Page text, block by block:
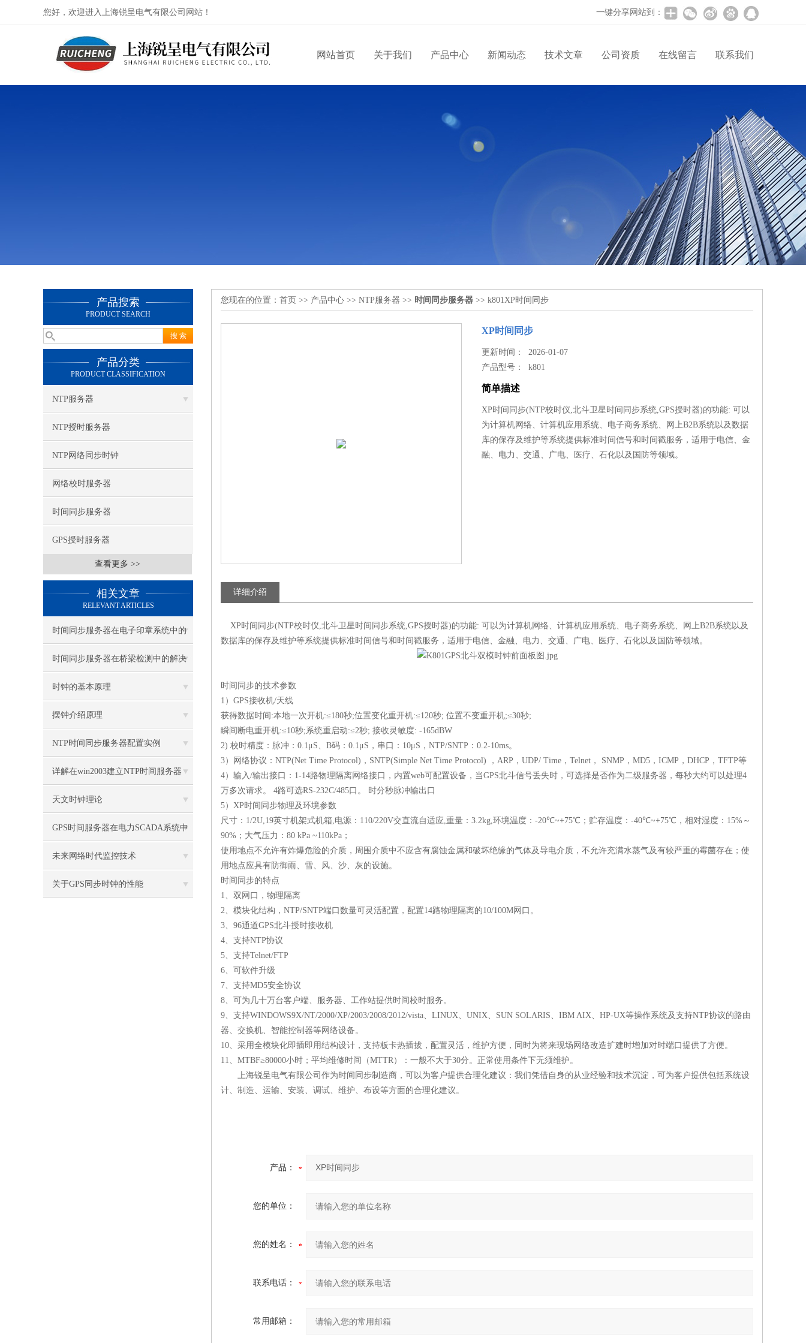
您好，欢迎进入上海锐呈电气有限公司网站！ 一键分享网站到：
网站首页 关于我们 产品中心 新闻动态 技术文章 公司资质 在线留言 联系我们
产品搜索
PRODUCT SEARCH
产品分类
PRODUCT CLASSIFICATION
NTP服务器
NTP授时服务器
NTP网络同步时钟
网络校时服务器
时间同步服务器
GPS授时服务器
查看更多 >>
相关文章
RELEVANT ARTICLES
时间同步服务器在电子印章系统中的
应用案例
时间同步服务器在桥梁检测中的解决
方案
时钟的基本原理
摆钟介绍原理
NTP时间同步服务器配置实例
（CISCO 7200）
详解在win2003建立NTP时间服务器
天文时钟理论
GPS时间服务器在电力SCADA系统中
的应用
未来网络时代监控技术
关于GPS同步时钟的性能
您现在的位置： 首页 >> 产品中心 >> NTP服务器 >> 时间同步服务器 >> k801XP时间同步
XP时间同步
更新时间： 2026-01-07
产品型号：k801
简单描述
XP时间同步(NTP校时仪,北斗卫星时间同步系统,GPS授时器)的功能: 可以
为计算机网络、计算机应用系统、电子商务系统、网上B2B系统以及数据
库的保存及维护等系统提供标准时间信号和时间戳服务，适用于电信、金
融、电力、交通、广电、医疗、石化以及国防等领域。
详细介绍
XP时间同步(NTP校时仪,北斗卫星时间同步系统,GPS授时器)的功能: 可以为计算机网络、计算机应用系统、电子商务系统、网上B2B系统以及
数据库的保存及维护等系统提供标准时间信号和时间戳服务，适用于电信、金融、电力、交通、广电、医疗、石化以及国防等领域。
时间同步的技术参数
1 ） GPS接收机/天线
获得数据时间 :本地一次开机:≤180秒;位置变化重开机:≤120秒; 位置不变重开机;≤30秒;
瞬间断电重开机:≤10秒;系统重启动:≤2秒; 接收灵敏度: -165dBW
2) 校时精度：脉冲： 0.1μS、 B码： 0.1μS ，串口： 10μS ， NTP/SNTP ： 0.2-10ms。
3）网络协议： NTP(Net Time Protocol) ， SNTP(Simple Net Time Protocol) ， ARP ， UDP/ Time ， Telnet ， SNMP ， MD5 ， ICMP ， DHCP ， TFTP等
4）输入/输出接口： 1-14路物理隔离网络接口，内置web可配置设备，当GPS北斗信号丢失时，可选择是否作为二级服务器，每秒大约可以处理4
万多次请求。
4路可选RS-232C/485口。
时分秒脉冲输出口
5） XP时间同步物理及环境参数
尺寸： 1/2U,19英寸机架式机箱,电源： 110/220V交直流自适应,重量： 3.2kg,环境温度： -20℃~+75℃；贮存温度： -40℃~+75℃，相对湿度： 15% ～
90% ；大气压力： 80 kPa ~110kPa ；
使用地点不允许有炸爆危险的介质，周围介质中不应含有腐蚀金属和破坏绝缘的气体及导电介质，不允许充满水蒸气及有较严重的霉菌存在；使
用地点应具有防御雨、雪、风、沙、灰的设施。
时间同步的特点
1、双网口，物理隔离
2、模块化结构， NTP/SNTP端口数量可灵活配置，配置14路物理隔离的10/100M网口。
3、 96通道GPS北斗授时接收机
4、支持NTP协议
5、支持Telnet/FTP
6、可软件升级
7、支持MD5安全协议
8、可为几十万台客户端、服务器、工作站提供时间校时服务。
9、支持WINDOWS9X/NT/2000/XP/2003/2008/2012/vista、 LINUX、 UNIX、 SUN SOLARIS、 IBM AIX、 HP-UX等操作系统及支持NTP协议的路由
器、交换机、智能控制器等网络设备。
10、采用全模块化即插即用结构设计，支持板卡热插拔，配置灵活，维护方便，同时为将来现场网络改造扩建时增加对时端口提供了方便。
11、 MTBF≥80000小时；平均维修时间（MTTR）：一般不大于30分。正常使用条件下无须维护。
上海锐呈电气有限公司作为时间同步制造商，可以为客户提供合理化建议：我们凭借自身的从业经验和技术沉淀，可为客户提供包括系统设
计、制造、运输、安装、调试、维护、布设等方面的合理化建议。
产品：
您的单位：
您的姓名：
联系电话：
常用邮箱：